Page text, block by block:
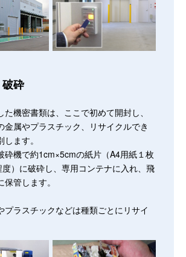
砕
機密書類は、ここで初めて開封し、
金属やプラスチック、リサイクルでき
ます。
砕機で約1cm×5cmの紙片（A4用紙１枚
）に破砕し、専用コンテナに入れ、飛
管します。
プラスチックなどは種類ごとにリサイ